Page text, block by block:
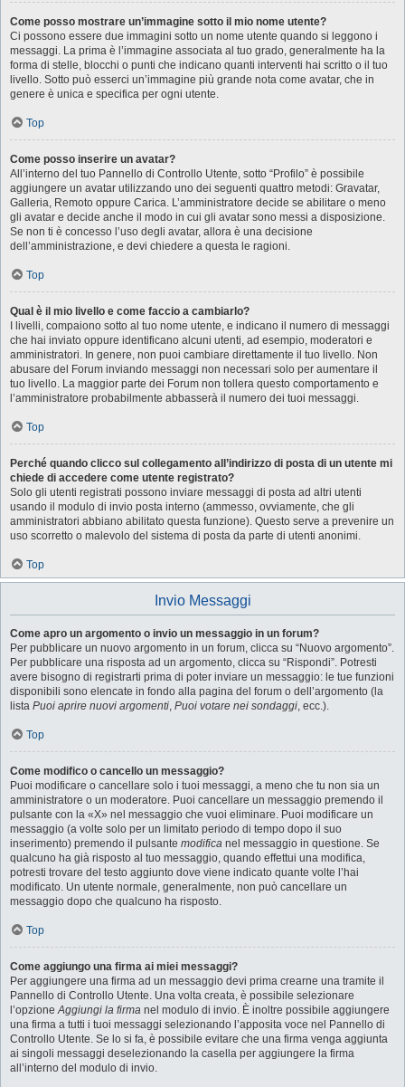
Come posso mostrare un’immagine sotto il mio nome utente?
Ci possono essere due immagini sotto un nome utente quando si leggono i
messaggi. La prima è l’immagine associata al tuo grado, generalmente ha la
forma di stelle, blocchi o punti che indicano quanti interventi hai scritto o il tuo
livello. Sotto può esserci un’immagine più grande nota come avatar, che in
genere è unica e specifica per ogni utente.
Top
Come posso inserire un avatar?
All’interno del tuo Pannello di Controllo Utente, sotto “Profilo” è possibile
aggiungere un avatar utilizzando uno dei seguenti quattro metodi: Gravatar,
Galleria, Remoto oppure Carica. L’amministratore decide se abilitare o meno
gli avatar e decide anche il modo in cui gli avatar sono messi a disposizione.
Se non ti è concesso l’uso degli avatar, allora è una decisione
dell’amministrazione, e devi chiedere a questa le ragioni.
Top
Qual è il mio livello e come faccio a cambiarlo?
I livelli, compaiono sotto al tuo nome utente, e indicano il numero di messaggi
che hai inviato oppure identificano alcuni utenti, ad esempio, moderatori e
amministratori. In genere, non puoi cambiare direttamente il tuo livello. Non
abusare del Forum inviando messaggi non necessari solo per aumentare il
tuo livello. La maggior parte dei Forum non tollera questo comportamento e
l’amministratore probabilmente abbasserà il numero dei tuoi messaggi.
Top
Perché quando clicco sul collegamento all’indirizzo di posta di un utente mi
chiede di accedere come utente registrato?
Solo gli utenti registrati possono inviare messaggi di posta ad altri utenti
usando il modulo di invio posta interno (ammesso, ovviamente, che gli
amministratori abbiano abilitato questa funzione). Questo serve a prevenire un
uso scorretto o malevolo del sistema di posta da parte di utenti anonimi.
Top
Invio Messaggi
Come apro un argomento o invio un messaggio in un forum?
Per pubblicare un nuovo argomento in un forum, clicca su “Nuovo argomento”.
Per pubblicare una risposta ad un argomento, clicca su “Rispondi”. Potresti
avere bisogno di registrarti prima di poter inviare un messaggio: le tue funzioni
disponibili sono elencate in fondo alla pagina del forum o dell’argomento (la
lista Puoi aprire nuovi argomenti, Puoi votare nei sondaggi, ecc.).
Top
Come modifico o cancello un messaggio?
Puoi modificare o cancellare solo i tuoi messaggi, a meno che tu non sia un
amministratore o un moderatore. Puoi cancellare un messaggio premendo il
pulsante con la «X» nel messaggio che vuoi eliminare. Puoi modificare un
messaggio (a volte solo per un limitato periodo di tempo dopo il suo
inserimento) premendo il pulsante modifica nel messaggio in questione. Se
qualcuno ha già risposto al tuo messaggio, quando effettui una modifica,
potresti trovare del testo aggiunto dove viene indicato quante volte l’hai
modificato. Un utente normale, generalmente, non può cancellare un
messaggio dopo che qualcuno ha risposto.
Top
Come aggiungo una firma ai miei messaggi?
Per aggiungere una firma ad un messaggio devi prima crearne una tramite il
Pannello di Controllo Utente. Una volta creata, è possibile selezionare
l’opzioneAggiungi la firma nel modulo di invio. È inoltre possibile aggiungere
una firma a tutti i tuoi messaggi selezionando l’apposita voce nel Pannello di
Controllo Utente. Se lo si fa, è possibile evitare che una firma venga aggiunta
ai singoli messaggi deselezionando la casella per aggiungere la firma
all’interno del modulo di invio.